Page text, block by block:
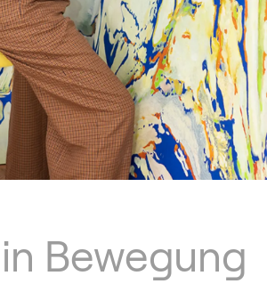
Bewegung